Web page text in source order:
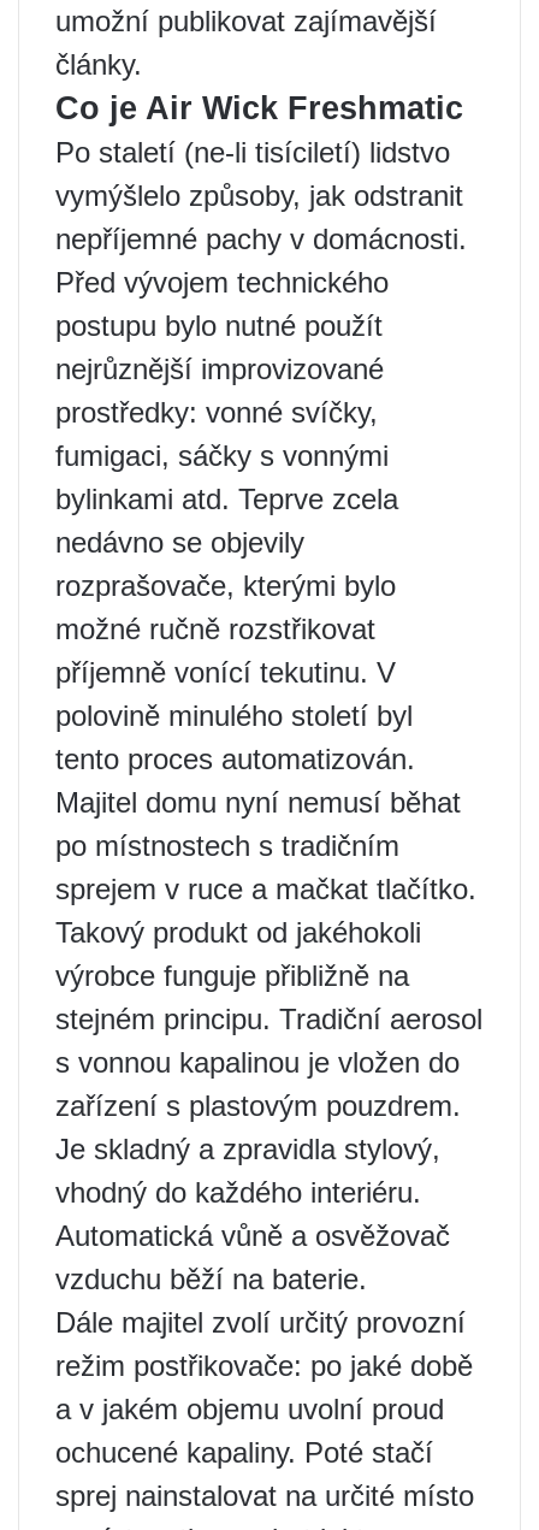
umožní publikovat zajímavější
články.
Co je Air Wick Freshmatic
Po staletí (ne-li tisíciletí) lidstvo
vymýšlelo způsoby, jak odstranit
nepříjemné pachy v domácnosti.
Před vývojem technického
postupu bylo nutné použít
nejrůznější improvizované
prostředky: vonné svíčky,
fumigaci, sáčky s vonnými
bylinkami atd. Teprve zcela
nedávno se objevily
rozprašovače, kterými bylo
možné ručně rozstřikovat
příjemně vonící tekutinu. V
polovině minulého století byl
tento proces automatizován.
Majitel domu nyní nemusí běhat
po místnostech s tradičním
sprejem v ruce a mačkat tlačítko.
Takový produkt od jakéhokoli
výrobce funguje přibližně na
stejném principu. Tradiční aerosol
s vonnou kapalinou je vložen do
zařízení s plastovým pouzdrem.
Je skladný a zpravidla stylový,
vhodný do každého interiéru.
Automatická vůně a osvěžovač
vzduchu běží na baterie.
Dále majitel zvolí určitý provozní
režim postřikovače: po jaké době
a v jakém objemu uvolní proud
ochucené kapaliny. Poté stačí
sprej nainstalovat na určité místo